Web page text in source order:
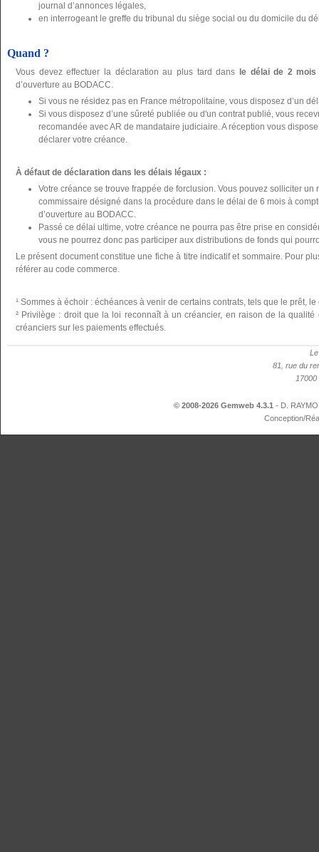
journal d’annonces légales,
en interrogeant le greffe du tribunal du siège social ou du domicile du
Quand ?
Vous devez effectuer la déclaration au plus tard dans le délai de 2 mois
d’ouverture au BODACC.
Si vous ne résidez pas en France métropolitaine, vous disposez d’un
Si vous disposez d’une sûreté publiée ou d'un contrat publié, vous
recomandée avec AR de mandataire judiciaire. A réception vous
déclarer votre créance.
À défaut de déclaration dans les délais légaux :
Votre créance se trouve frappée de forclusion. Vous pouvez solliciter
commissaire désigné dans la procédure dans le délai de 6 mois à
d’ouverture au BODACC.
Passé ce délai ultime, votre créance ne pourra pas être prise en
vous ne pourrez donc pas participer aux distributions de fonds qui
Le présent document constitue une fiche à titre indicatif et sommaire. Pour
référer au code commerce.
¹ Sommes à échoir : échéances à venir de certains contrats, tels que le prêt,
² Privilège : droit que la loi reconnaît à un créancier, en raison de la qualité
créanciers sur les paiements effectués.
81, rue du
17000
© 2008-2026 Gemweb 4.3.1 - D.
Conception/